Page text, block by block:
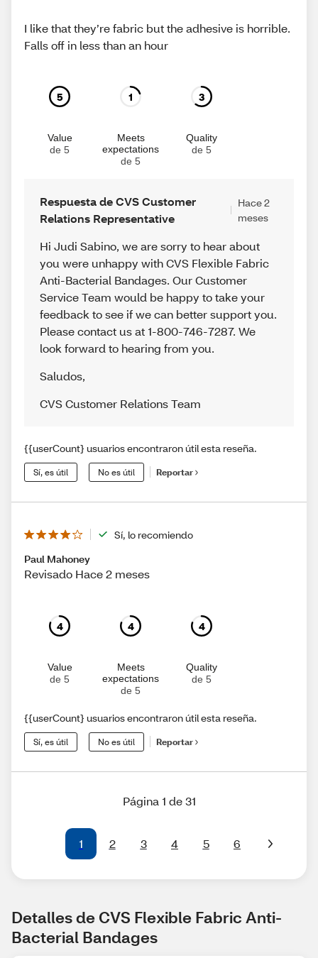
I like that they’re fabric but the adhesive is horrible.
Falls off in less than an hour
5
Value
de 5
1
Meets
expectations
de 5
3
Quality
de 5
Respuesta de CVS Customer
Relations Representative
Hace 2
meses
Hi Judi Sabino, we are sorry to hear about
you were unhappy with CVS Flexible Fabric
Anti-Bacterial Bandages. Our Customer
Service Team would be happy to take your
feedback to see if we can better support you.
Please contact us at 1-800-746-7287. We
look forward to hearing from you.
Saludos,
CVS Customer Relations Team
{{userCount} usuarios encontraron útil esta reseña.
Sí, es útil No es útil Reportar
Sí, lo recomiendo
Paul Mahoney
Revisado Hace 2 meses
4
Value
de 5
4
Meets
expectations
de 5
4
Quality
de 5
{{userCount} usuarios encontraron útil esta reseña.
Sí, es útil No es útil Reportar
Página 1 de 31
1 2 3 4 5 6
Detalles de CVS Flexible Fabric Anti-
Bacterial Bandages